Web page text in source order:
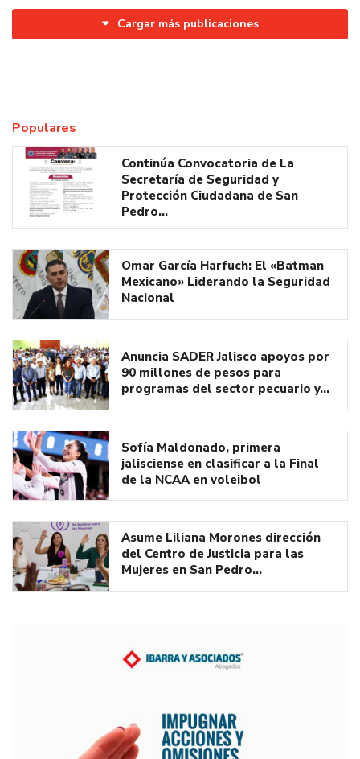
Cargar más publicaciones
Populares
Continúa Convocatoria de La
Secretaría de Seguridad y
Protección Ciudadana de San
Pedro…
Omar García Harfuch: El «Batman
Mexicano» Liderando la Seguridad
Nacional
Anuncia SADER Jalisco apoyos por
90 millones de pesos para
programas del sector pecuario y…
Sofía Maldonado, primera
jalisciense en clasificar a la Final
de la NCAA en voleibol
Asume Liliana Morones dirección
del Centro de Justicia para las
Mujeres en San Pedro…